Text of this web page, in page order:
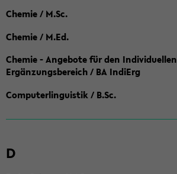
Chemie / M.Sc.
Chemie / M.Ed.
Chemie - Angebote für den Individuellen
Ergänzungsbereich / BA IndiErg
Computerlinguistik / B.Sc.
D